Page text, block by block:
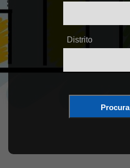
Distrito
Procura